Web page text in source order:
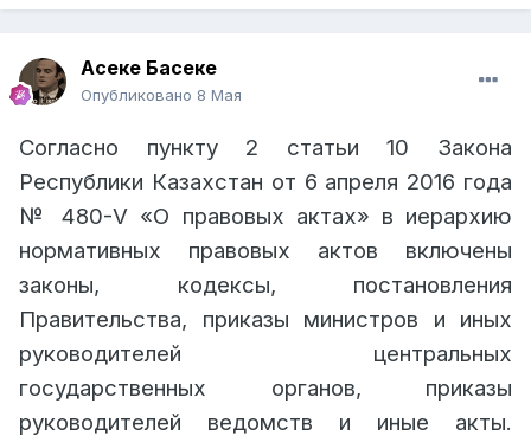
Асеке Басеке
Опубликовано 8 Мая
Согласно пункту 2 статьи 10 Закона
Республики Казахстан от 6 апреля 2016 года
№ 480-V «О правовых актах» в иерархию
нормативных правовых актов включены
законы, кодексы, постановления
Правительства, приказы министров и иных
руководителей центральных
государственных органов, приказы
руководителей ведомств и иные акты.